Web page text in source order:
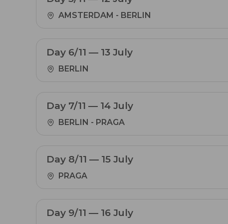
AMSTERDAM - BERLIN
Day 6/11 — 13 July
BERLIN
Day 7/11 — 14 July
BERLIN - PRAGA
Day 8/11 — 15 July
PRAGA
Day 9/11 — 16 July